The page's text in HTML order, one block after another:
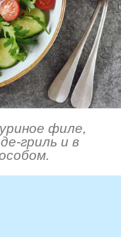
филе,
гриль и в